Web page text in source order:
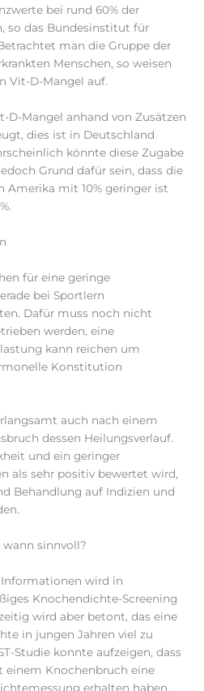
bei rund 60% der
so das Bundesinstitut für
man die Gruppe der
Menschen, so weisen
Vit-D-Mangel auf.
D-Mangel anhand von Zusätzen
dies ist in Deutschland
könnte diese Zugabe
Grund dafür sein, dass die
Amerika mit 10% geringer ist
für eine geringe
bei Sportlern
Dafür muss noch nicht
werden, eine
kann reichen um
Konstitution
auch nach einem
dessen Heilungsverlauf.
und ein geringer
als sehr positiv bewertet wird,
Behandlung auf Indizien und
sinnvoll?
wird in
Knochendichte-Screening
wird aber betont, das eine
in jungen Jahren viel zu
Studie konnte aufzeigen, dass
einem Knochenbruch eine
erhalten haben.